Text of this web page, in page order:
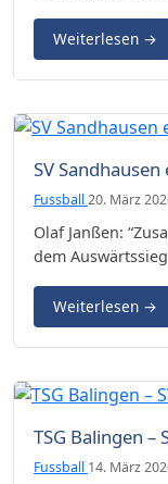
Weiterlesen →
SV
Fussball20. März
Olaf Janßen:
dem
Weiterlesen →
TSG Balingen –
Fussball 14. März